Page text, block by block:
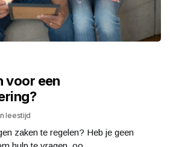
voor een
leestijd
zaken te regelen? Heb je geen